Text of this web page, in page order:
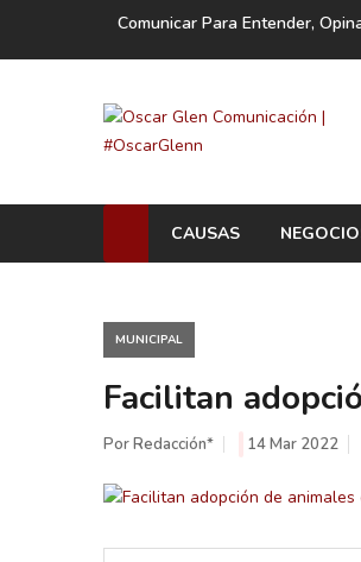
Comunicar Para Entender,
CAUSAS
MUNICIPAL
Facilitan
Por Redacción* 14 Mar 2022